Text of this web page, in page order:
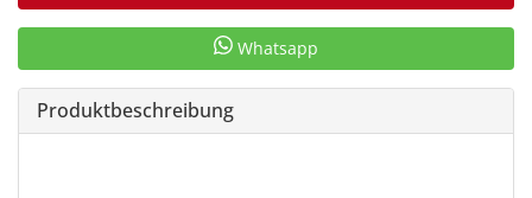
Whatsapp
Produktbeschreibung